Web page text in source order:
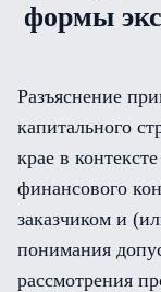
формы
Разъяснение
капитального
крае в
финансового
заказчиком и
понимания
рассмотрения